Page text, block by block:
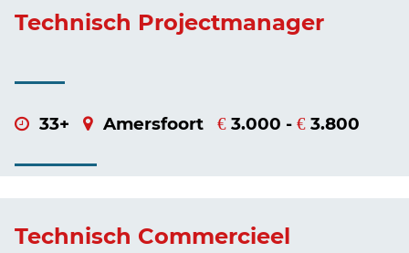
Technisch Projectmanager
33+ Amersfoort € 3.000 - € 3.800
Technisch Commercieel